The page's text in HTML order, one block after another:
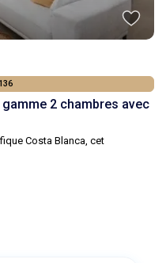
2 chambres avec
Costa Blanca, cet